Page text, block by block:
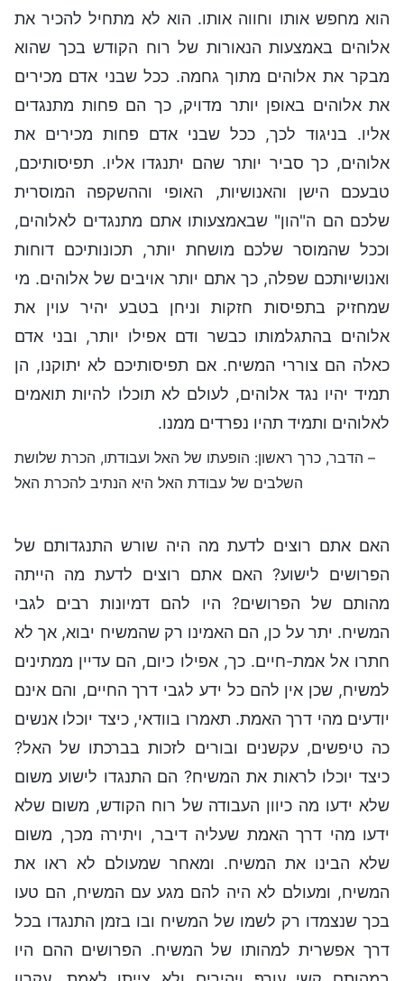
הוא מחפש אותו וחווה אותו. הוא לא מתחיל להכיר את
אלוהים באמצעות הנאורות של רוח הקודש בכך שהוא
מבקר את אלוהים מתוך גחמה. ככל שבני אדם מכירים
את אלוהים באופן יותר מדויק, כך הם פחות מתנגדים
אליו. בניגוד לכך, ככל שבני אדם פחות מכירים את
אלוהים, כך סביר יותר שהם יתנגדו אליו. תפיסותיכם,
טבעכם הישן והאנושיות, האופי וההשקפה המוסרית
שלכם הם ה"הון" שבאמצעותו אתם מתנגדים לאלוהים,
וככל שהמוסר שלכם מושחת יותר, תכונותיכם דוחות
ואנושיותכם שפלה, כך אתם יותר אויבים של אלוהים. מי
שמחזיק בתפיסות חזקות וניחן בטבע יהיר עוין את
אלוהים בהתגלמותו כבשר ודם אפילו יותר, ובני אדם
כאלה הם צוררי המשיח. אם תפיסותיכם לא יתוקנו, הן
תמיד יהיו נגד אלוהים, לעולם לא תוכלו להיות תואמים
לאלוהים ותמיד תהיו נפרדים ממנו.
– הדבר, כרך ראשון: הופעתו של האל ועבודתו, הכרת שלושת
השלבים של עבודת האל היא הנתיב להכרת האל
האם אתם רוצים לדעת מה היה שורש התנגדותם של
הפרושים לישוע? האם אתם רוצים לדעת מה הייתה
מהותם של הפרושים? היו להם דמיונות רבים לגבי
המשיח. יתר על כן, הם האמינו רק שהמשיח יבוא, אך לא
חתרו אל אמת-חיים. כך, אפילו כיום, הם עדיין ממתינים
למשיח, שכן אין להם כל ידע לגבי דרך החיים, והם אינם
יודעים מהי דרך האמת. תאמרו בוודאי, כיצד יוכלו אנשים
כה טיפשים, עקשנים ובורים לזכות בברכתו של האל?
כיצד יוכלו לראות את המשיח? הם התנגדו לישוע משום
שלא ידעו מה כיוון העבודה של רוח הקודש, משום שלא
ידעו מהי דרך האמת שעליה דיבר, ויתירה מכך, משום
שלא הבינו את המשיח. ומאחר שמעולם לא ראו את
המשיח, ומעולם לא היה להם מגע עם המשיח, הם טעו
בכך שנצמדו רק לשמו של המשיח ובו בזמן התנגדו בכל
דרך אפשרית למהותו של המשיח. הפרושים ההם היו